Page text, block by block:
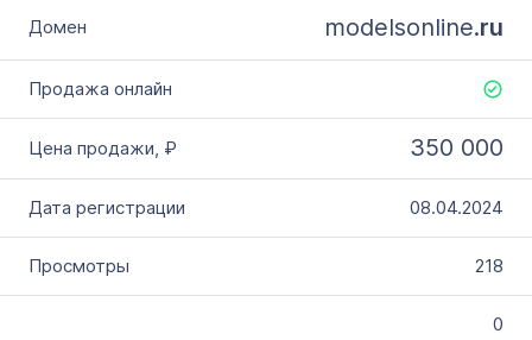
modelsonline.ru
350 000
08.04.2024
218
0